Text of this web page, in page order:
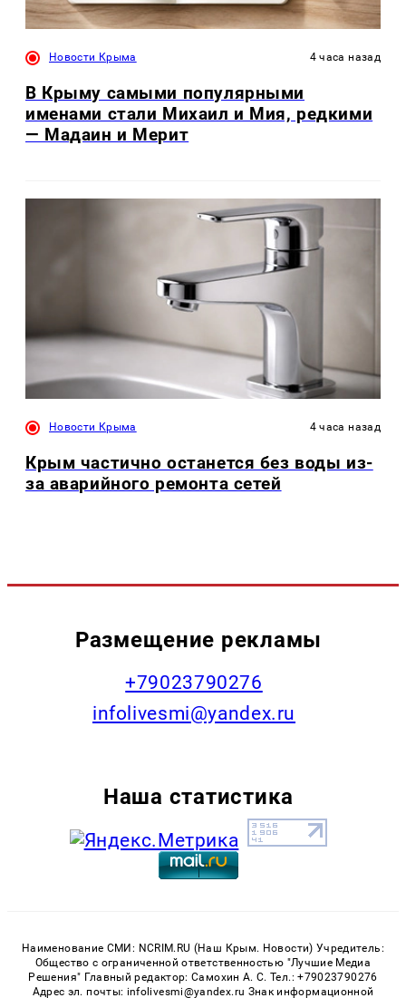
Новости Крыма 4 часа назад
В Крыму самыми популярными
именами стали Михаил и Мия, редкими
— Мадаин и Мерит
Новости Крыма 4 часа назад
Крым частично останется без воды из-
за аварийного ремонта сетей
Размещение рекламы
+79023790276
infolivesmi@yandex.ru
Наша статистика
Наименование СМИ: NCRIM.RU (Наш Крым. Новости) Учредитель:
Общество с ограниченной ответственностью "Лучшие Медиа
Решения" Главный редактор: Самохин А. С. Тел.: +79023790276
Адрес эл. почты: infolivesmi@yandex.ru Знак информационной